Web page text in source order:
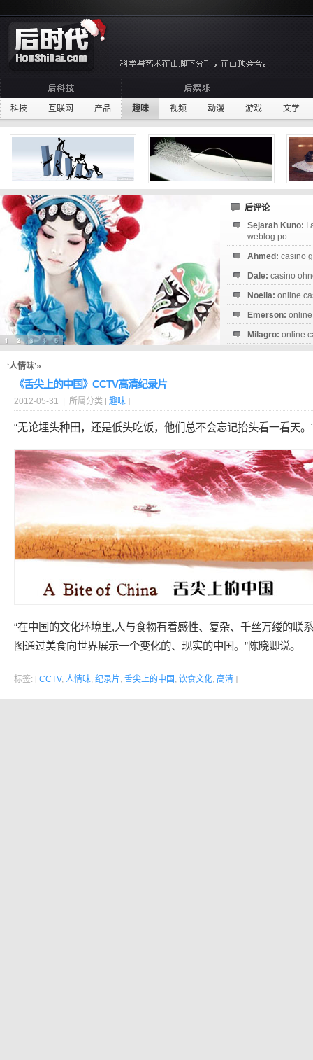
科技 互联网 产品 趣味 视频 动漫 游戏 文学
后评论
Sejarah Kuno:
weblog po...
Ahmed: casino
Dale: casino
Noelia: online
Emerson:
Milagro: online
‘人情味’»
《舌尖上的中国》CCTV高清纪录片
2012-05-31 | 所属分类 [ 趣味 ]
“无论埋头种田，还是低头吃饭，他们总不会忘记抬头看一看天。
“在中国的文化环境里,人与食物有着感性、复杂、千丝万缕的联
图通过美食向世界展示一个变化的、现实的中国。”陈晓卿说。
标签: [ CCTV, 人情味, 纪录片, 舌尖上的中国 , 饮食文化, 高清 ]